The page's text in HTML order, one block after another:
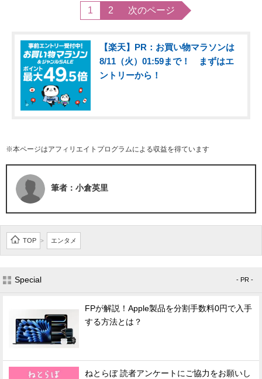
1 2 次のページ
【楽天】PR：お買い物マラソンは
8/11（火）01:59まで！ まずはエ
ントリーから！
※本ページはアフィリエイトプログラムによる収益を得ています
筆者：小倉英里
TOP > エンタメ
Special - PR -
FPが解説！Apple製品を分割手数料0円で入手
する方法とは？
ねとらぼ 読者アンケートにご協力をお願いし